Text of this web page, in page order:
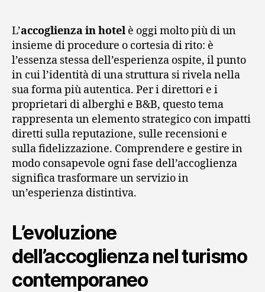
L’accoglienza in hotel è oggi molto più di un
insieme di procedure o cortesia di rito: è
l’essenza stessa dell’esperienza ospite, il punto
in cui l’identità di una struttura si rivela nella
sua forma più autentica. Per i direttori e i
proprietari di alberghi e B&B, questo tema
rappresenta un elemento strategico con impatti
diretti sulla reputazione, sulle recensioni e
sulla fidelizzazione. Comprendere e gestire in
modo consapevole ogni fase dell’accoglienza
significa trasformare un servizio in
un’esperienza distintiva.
L’evoluzione
dell’accoglienza nel turismo
contemporaneo